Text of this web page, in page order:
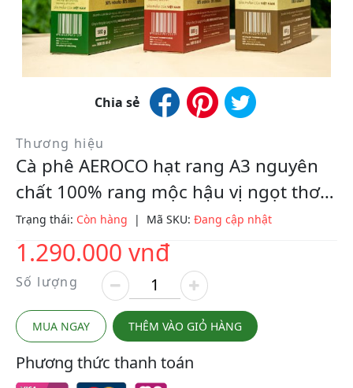
Chia sẻ
Thương hiệu
Cà phê AEROCO hạt rang A3 nguyên
chất 100% rang mộc hậu vị ngọt thơm
quyến rũ, hộp 500gr pha máy và pha
phin
Trạng thái: Còn hàng | Mã SKU: Đang cập nhật
1.290.000 vnđ
Số lượng
MUA NGAY THÊM VÀO GIỎ HÀNG
Phương thức thanh toán